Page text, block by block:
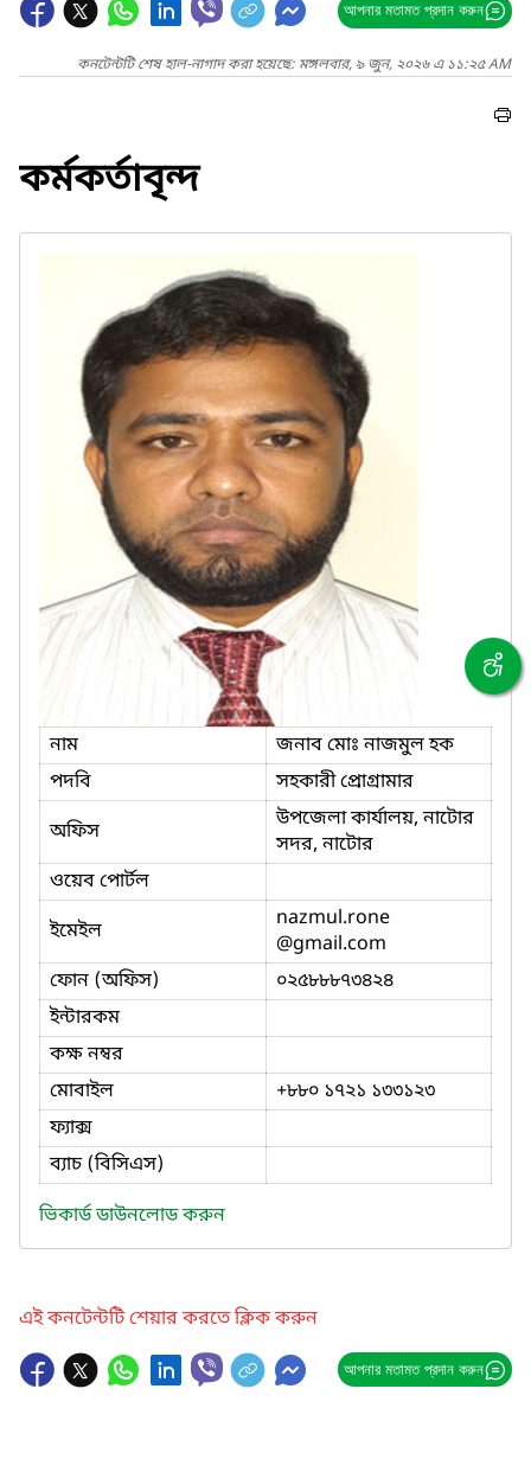
আপনার মতামত প্রদান করুন
কনটেন্টটি শেষ হাল-নাগাদ করা হয়েছে: মঙ্গলবার, ৯ জুন, ২০২৬ এ ১১:২৫ AM
কর্মকর্তাবৃন্দ
নাম
জনাব মোঃ নাজমুল হক
পদবি
সহকারী প্রোগ্রামার
অফিস
উপজেলা কার্যালয়, নাটোর
সদর, নাটোর
ওয়েব পোর্টল
ইমেইল
nazmul.rone
@gmail.com
ফোন (অফিস)
০২৫৮৮৮৭৩৪২৪
ইন্টারকম
কক্ষ নম্বর
মোবাইল
+৮৮০ ১৭২১ ১৩৩১২৩
ফ্যাক্স
ব্যাচ (বিসিএস)
ভিকার্ড ডাউনলোড করুন
এই কনটেন্টটি শেয়ার করতে ক্লিক করুন
আপনার মতামত প্রদান করুন